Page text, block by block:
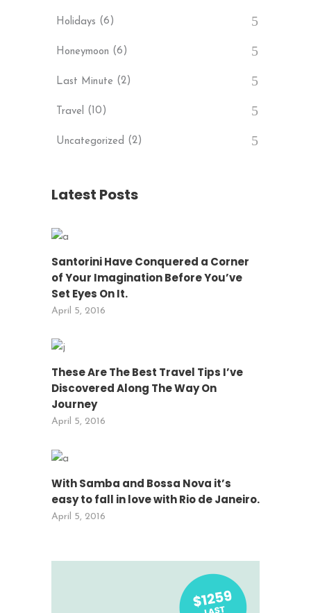
Holidays (6)
Honeymoon (6)
Last Minute (2)
Travel (10)
Uncategorized (2)
Latest Posts
Santorini Have Conquered a Corner
of Your Imagination Before You’ve
Set Eyes On It.
April 5, 2016
These Are The Best Travel Tips I’ve
Discovered Along The Way On
Journey
April 5, 2016
With Samba and Bossa Nova it’s
easy to fall in love with Rio de Janeiro.
April 5, 2016